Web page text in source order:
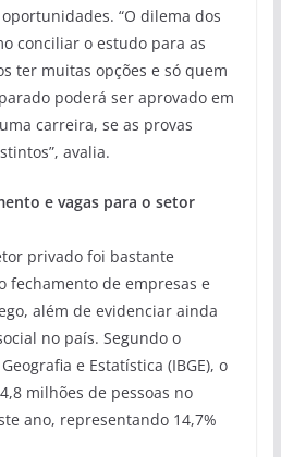
“O dilema dos
conciliar o estudo para as
ter muitas opções e só quem
poderá ser aprovado em
carreira, se as provas
avalia.
e vagas para o setor
privado foi bastante
fechamento de empresas e
além de evidenciar ainda
no país. Segundo o
e Estatística (IBGE), o
milhões de pessoas no
ano, representando 14,7%